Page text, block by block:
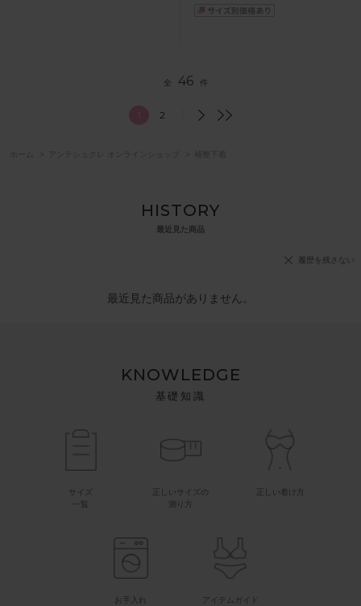
全 46 件
1 2
HISTORY
最近見た商品
履歴を残さない
最近見た商品がありません。
KNOWLEDGE
基礎知識
サイズ
一覧
正しいサイズの
測り方
正しい着け方
お手入れ
アイテムガイド